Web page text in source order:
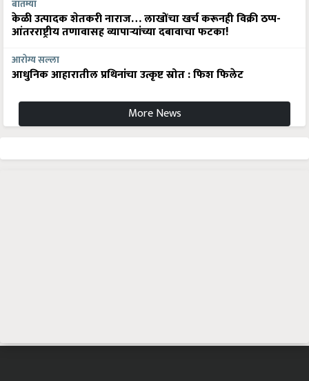
बातम्या
केळी उत्पादक शेतकरी नाराज… लाखोंचा खर्च करूनही विक्री ठप्प-
आंतरराष्ट्रीय तणावासह व्यापाऱ्यांच्या दबावाचा फटका!
आरोग्य सल्ला
आधुनिक आहारातील प्रथिनांचा उत्कृष्ट स्रोत : फिश फिलेट
More News